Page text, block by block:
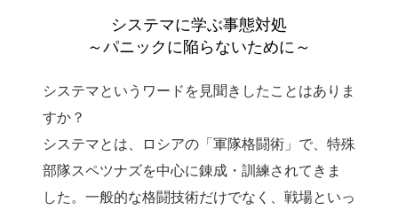
システマに学ぶ事態対処
～パニックに陥らないために～
システマというワードを見聞きしたことはありま
すか？
システマとは、ロシアの「軍隊格闘術」で、特殊
部隊スペツナズを中心に錬成・訓練されてきま
した。一般的な格闘技術だけでなく、戦場といっ